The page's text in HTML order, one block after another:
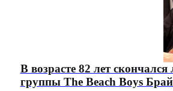
В возрасте 82 лет скончался
группы The Beach Boys